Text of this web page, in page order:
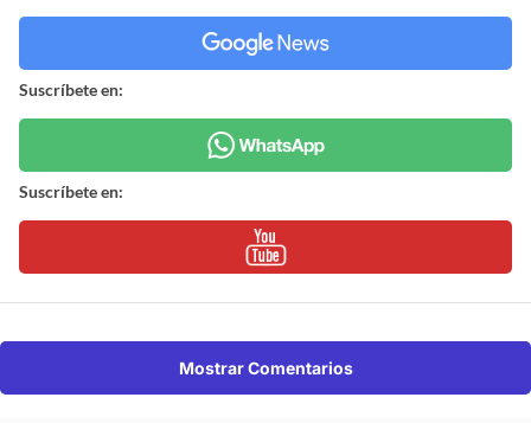
Suscríbete en:
Suscríbete en:
Mostrar Comentarios